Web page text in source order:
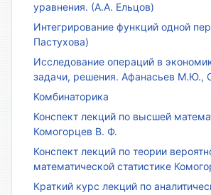
уравнения. (А.А. Ельцов)
Интегрирование функций одной
Пастухова)
Исследование операций в
задачи, решения. Афанасьев М.Ю.,
Комбинаторика
Конспект лекций по высшей
Комогорцев В. Ф.
Конспект лекций по теории
математической статистике
Краткий курс лекций по